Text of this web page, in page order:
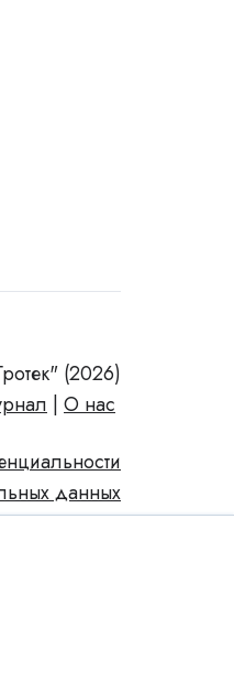
(2026)
О нас
данных